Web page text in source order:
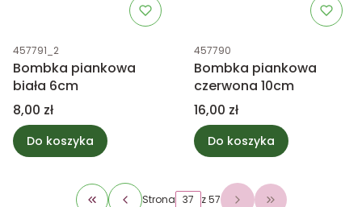
Kod produktu
457791_2
Bombka piankowa
biała 6cm
Cena
8,00 zł
Do koszyka
Kod produktu
457790
Bombka piankowa
czerwona 10cm
Cena
16,00 zł
Do koszyka
Strona z 57